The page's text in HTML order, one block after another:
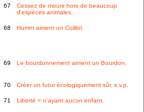
67
Cessez de mourir hors de beaucoup
d'espèces animales.
68 Humm aiment un Colibri.
69 Le bourdonnement aiment un Bourdon.
70 Créer un futur écologiquement sûr, s.v.p.
71 Liberté = n'ayant aucun enfant.